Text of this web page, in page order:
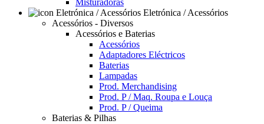
Misturadoras
Eletrónica / Acessórios
Acessórios - Diversos
Acessórios e Baterias
Acessórios
Adaptadores Eléctricos
Baterias
Lampadas
Prod. Merchandising
Prod. P / Maq. Roupa e Louça
Prod. P / Queima
Baterias & Pilhas